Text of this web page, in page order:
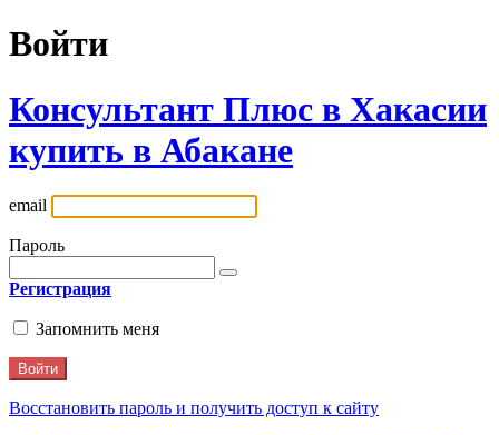
Войти
Консультант Плюс в Хакасии
купить в Абакане
email
Пароль
Регистрация
Запомнить меня
Восстановить пароль и получить доступ к сайту